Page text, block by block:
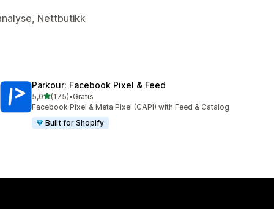
Nettbutikk
Parkour: Facebook Pixel & Feed
5,0av 5 stjerner
(175)
Totalt 175 omtaler
•Gratis
Facebook Pixel & Meta Pixel (CAPI) with Feed & Catalog
Built for Shopify